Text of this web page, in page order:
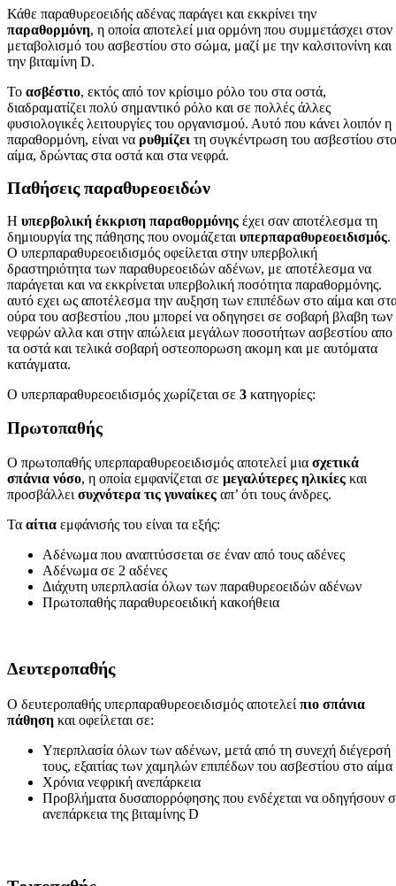
Κάθε παραθυρεοειδής αδένας παράγει και εκκρίνει την
παραθορμόνη, η οποία αποτελεί μια ορμόνη που συμμετάσχει στον
μεταβολισμό του ασβεστίου στο σώμα, μαζί με την καλσιτονίνη και
την βιταμίνη D.
Το ασβέστιο, εκτός από τον κρίσιμο ρόλο του στα οστά,
διαδραματίζει πολύ σημαντικό ρόλο και σε πολλές άλλες
φυσιολογικές λειτουργίες του οργανισμού. Αυτό που κάνει λοιπόν η
παραθορμόνη, είναι να ρυθμίζει τη συγκέντρωση του ασβεστίου στο
αίμα, δρώντας στα οστά και στα νεφρά.
Παθήσεις παραθυρεοειδών
Η υπερβολική έκκριση παραθορμόνης έχει σαν αποτέλεσμα τη
δημιουργία της πάθησης που ονομάζεται υπερπαραθυρεοειδισμός.
Ο υπερπαραθυρεοειδισμός οφείλεται στην υπερβολική
δραστηριότητα των παραθυρεοειδών αδένων, με αποτέλεσμα να
παράγεται και να εκκρίνεται υπερβολική ποσότητα παραθορμόνης.
αυτό εχει ως αποτέλεσμα την αυξηση των επιπέδων στο αίμα και
ούρα του ασβεστίου ,που μπορεί να οδηγησει σε σοβαρή βλαβη των
νεφρών αλλα και στην απώλεια μεγάλων ποσοτήτων ασβεστίου απο
τα οστά και τελικά σοβαρή οστεοπορωση ακομη και με αυτόματα
κατάγματα.
Ο υπερπαραθυρεοειδισμός χωρίζεται σε 3 κατηγορίες:
Πρωτοπαθής
Ο πρωτοπαθής υπερπαραθυρεοειδισμός αποτελεί μια σχετικά
σπάνια νόσο, η οποία εμφανίζεται σε μεγαλύτερες ηλικίες και
προσβάλλει συχνότερα τις γυναίκες απ’ ότι τους άνδρες.
Τα αίτια εμφάνισής του είναι τα εξής:
Αδένωμα που αναπτύσσεται σε έναν από τους αδένες
Αδένωμα σε 2 αδένες
Διάχυτη υπερπλασία όλων των παραθυρεοειδών αδένων
Πρωτοπαθής παραθυρεοειδική κακοήθεια
Δευτεροπαθής
Ο δευτεροπαθής υπερπαραθυρεοειδισμός αποτελεί πιο σπάνια
πάθηση και οφείλεται σε:
Υπερπλασία όλων των αδένων, μετά από τη συνεχή διέγερσή
τους, εξαιτίας των χαμηλών επιπέδων του ασβεστίου στο αίμα
Χρόνια νεφρική ανεπάρκεια
Προβλήματα δυσαπορρόφησης που ενδέχεται να οδηγήσουν
ανεπάρκεια της βιταμίνης D